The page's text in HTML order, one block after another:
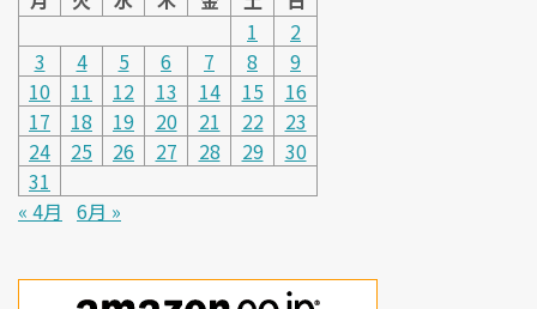
1
2
3
4 5 6 7 8
9
10
11 12 13 14 15
16
17
18 19 20 21 22
23
24
25 26 27 28 29
30
31
« 4月 6月 »